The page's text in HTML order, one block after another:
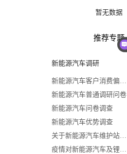
暂无数据
推荐专题
新能源汽车调研
新能源汽车客户消费偏好调查问卷
新能源汽车普通调研问卷
新能源汽车问卷调查
新能源汽车优势调查
关于新能源汽车维护站调查问卷
疫情对新能源汽车及锂电行业影响调查问卷